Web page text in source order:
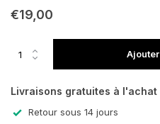
€19,00
Livraisons gratuites à l'achat
Retour sous 14 jours